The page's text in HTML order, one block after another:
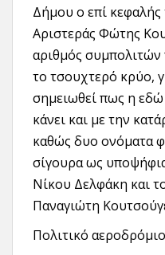
Δήμου ο επί
Αριστεράς Φώτης
αριθμός
το τσουχτερό κρύο,
σημειωθεί πως η
κάνει και με την
καθώς δυο ονόματα
σίγουρα ως
Νίκου Δελφάκη και
Παναγιώτη
Πολιτικό αεροδρόμιο